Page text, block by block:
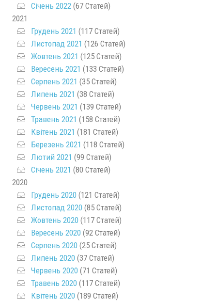
Січень 2022 (67 Статей)
2021
Грудень 2021 (117 Статей)
Листопад 2021 (126 Статей)
Жовтень 2021 (125 Статей)
Вересень 2021 (133 Статей)
Серпень 2021 (35 Статей)
Липень 2021 (38 Статей)
Червень 2021 (139 Статей)
Травень 2021 (158 Статей)
Квітень 2021 (181 Статей)
Березень 2021 (118 Статей)
Лютий 2021 (99 Статей)
Січень 2021 (80 Статей)
2020
Грудень 2020 (121 Статей)
Листопад 2020 (85 Статей)
Жовтень 2020 (117 Статей)
Вересень 2020 (92 Статей)
Серпень 2020 (25 Статей)
Липень 2020 (37 Статей)
Червень 2020 (71 Статей)
Травень 2020 (117 Статей)
Квітень 2020 (189 Статей)